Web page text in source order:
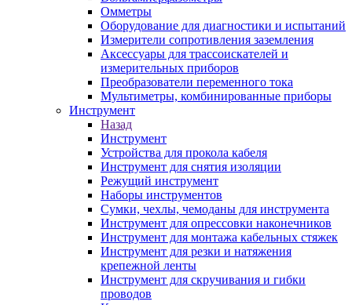
Омметры
Оборудование для диагностики и испытаний
Измерители сопротивления заземления
Аксессуары для трассоискателей и
измерительных приборов
Преобразователи переменного тока
Мультиметры, комбинированные приборы
Инструмент
Назад
Инструмент
Устройства для прокола кабеля
Инструмент для снятия изоляции
Режущий инструмент
Наборы инструментов
Сумки, чехлы, чемоданы для инструмента
Инструмент для опрессовки наконечников
Инструмент для монтажа кабельных стяжек
Инструмент для резки и натяжения
крепежной ленты
Инструмент для скручивания и гибки
проводов